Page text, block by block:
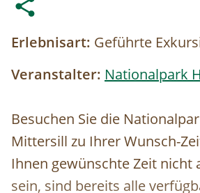
Erlebnisart: Geführte
Veranstalter: Nationalpark
Besuchen Sie die
Mittersill zu Ihrer Wunsch-
Ihnen gewünschte Zeit nicht
sein, sind bereits alle